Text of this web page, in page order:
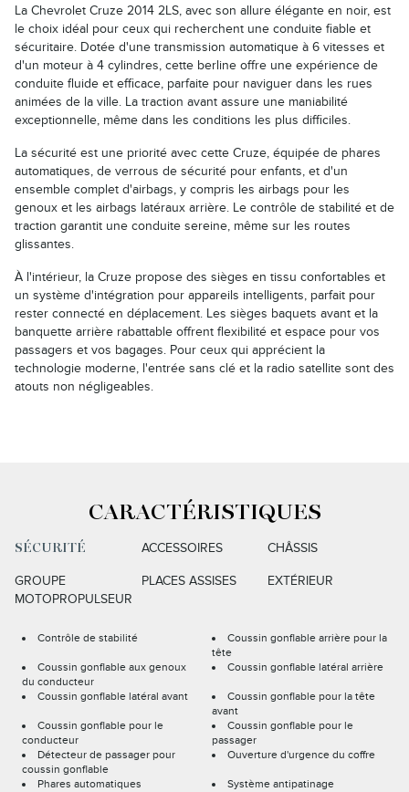
La Chevrolet Cruze 2014 2LS, avec son allure élégante en noir, est
le choix idéal pour ceux qui recherchent une conduite fiable et
sécuritaire. Dotée d'une transmission automatique à 6 vitesses et
d'un moteur à 4 cylindres, cette berline offre une expérience de
conduite fluide et efficace, parfaite pour naviguer dans les rues
animées de la ville. La traction avant assure une maniabilité
exceptionnelle, même dans les conditions les plus difficiles.
La sécurité est une priorité avec cette Cruze, équipée de phares
automatiques, de verrous de sécurité pour enfants, et d'un
ensemble complet d'airbags, y compris les airbags pour les
genoux et les airbags latéraux arrière. Le contrôle de stabilité et de
traction garantit une conduite sereine, même sur les routes
glissantes.
À l'intérieur, la Cruze propose des sièges en tissu confortables et
un système d'intégration pour appareils intelligents, parfait pour
rester connecté en déplacement. Les sièges baquets avant et la
banquette arrière rabattable offrent flexibilité et espace pour vos
passagers et vos bagages. Pour ceux qui apprécient la
technologie moderne, l'entrée sans clé et la radio satellite sont des
atouts non négligeables.
CARACTÉRISTIQUES
SÉCURITÉ ACCESSOIRES CHÂSSIS
GROUPE
MOTOPROPULSEUR
PLACES ASSISES EXTÉRIEUR
Contrôle de stabilité
Coussin gonflable arrière pour la
tête
Coussin gonflable aux genoux
du conducteur
Coussin gonflable latéral arrière
Coussin gonflable latéral avant
Coussin gonflable pour la tête
avant
Coussin gonflable pour le
conducteur
Coussin gonflable pour le
passager
Détecteur de passager pour
coussin gonflable
Ouverture d'urgence du coffre
Phares automatiques Système antipatinage